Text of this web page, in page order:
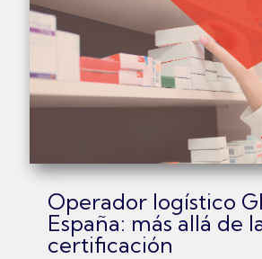
Operador logístico
España: más allá de
certificación